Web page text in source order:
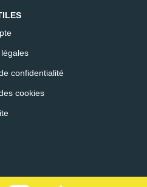
confidentialité
cookies